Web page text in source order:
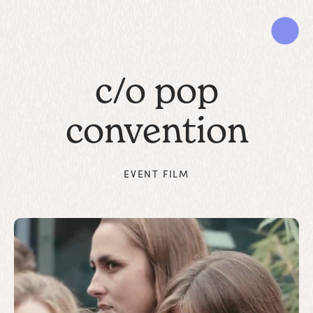
c/o pop
convention
EVENT FILM